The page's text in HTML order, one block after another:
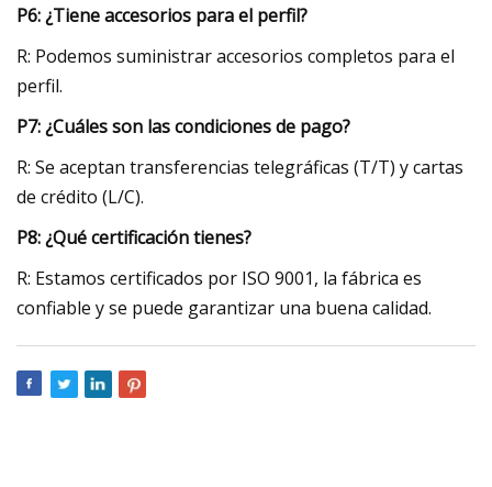
P6: ¿Tiene accesorios para el perfil?
R: Podemos suministrar accesorios completos para el
perfil.
P7: ¿Cuáles son las condiciones de pago?
R: Se aceptan transferencias telegráficas (T/T) y cartas
de crédito (L/C).
P8: ¿Qué certificación tienes?
R: Estamos certificados por ISO 9001, la fábrica es
confiable y se puede garantizar una buena calidad.